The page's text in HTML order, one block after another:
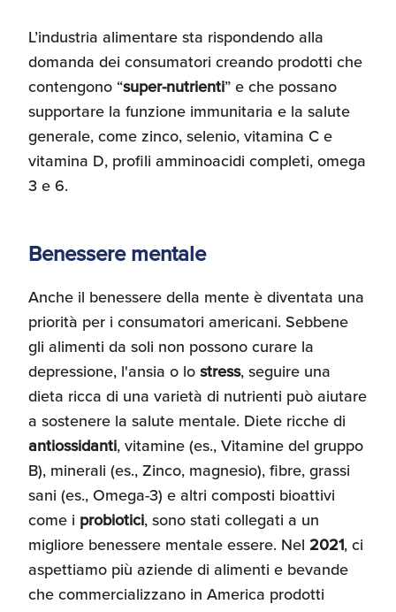
L’industria alimentare sta rispondendo alla
domanda dei consumatori creando prodotti che
contengono “super-nutrienti” e che possano
supportare la funzione immunitaria e la salute
generale, come zinco, selenio, vitamina C e
vitamina D, profili amminoacidi completi, omega
3 e 6.
Benessere mentale
Anche il benessere della mente è diventata una
priorità per i consumatori americani. Sebbene
gli alimenti da soli non possono curare la
depressione, l'ansia o lostress, seguire una
dieta ricca di una varietà di nutrienti può aiutare
a sostenere la salute mentale. Diete ricche di
antiossidanti, vitamine (es., Vitamine del gruppo
B), minerali (es., Zinco, magnesio), fibre, grassi
sani (es., Omega-3) e altri composti bioattivi
come i probiotici, sono stati collegati a un
migliore benessere mentale essere. Nel 2021, ci
aspettiamo più aziende di alimenti e bevande
che commercializzano in America prodotti